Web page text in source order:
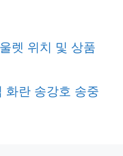
렛 위치 및 상품
화란 송강호 송중